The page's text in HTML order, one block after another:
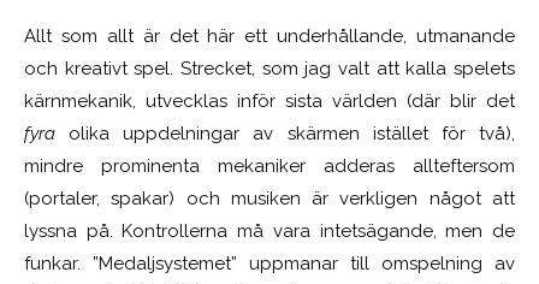
Allt som allt är det här ett underhållande, utmanande
och kreativt spel. Strecket, som jag valt att kalla spelets
kärnmekanik, utvecklas inför sista världen (där blir det
fyra olika uppdelningar av skärmen istället för två),
mindre prominenta mekaniker adderas allteftersom
(portaler, spakar) och musiken är verkligen något att
lyssna på. Kontrollerna må vara intetsägande, men de
funkar. ”Medaljsystemet” uppmanar till omspelning av